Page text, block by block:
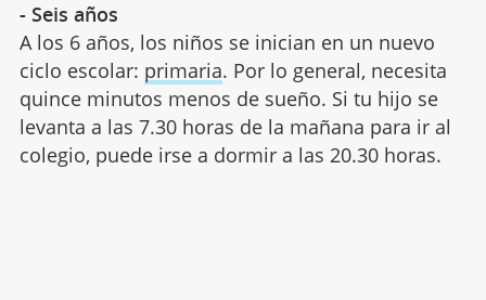
- Seis años
A los 6 años, los niños se inician en un nuevo
ciclo escolar: primaria. Por lo general, necesita
quince minutos menos de sueño. Si tu hijo se
levanta a las 7.30 horas de la mañana para ir al
colegio, puede irse a dormir a las 20.30 horas.